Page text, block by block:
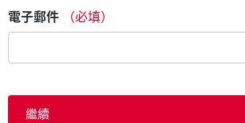
電子郵件 （必填）
繼續